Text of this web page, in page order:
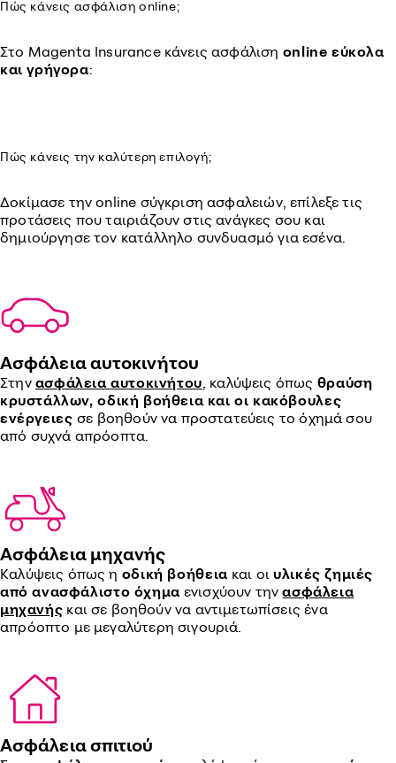
Πώς κάνεις ασφάλιση online;
Στο Magenta Insurance κάνεις ασφάλιση online εύκολα
και γρήγορα:
Πώς κάνεις την καλύτερη επιλογή;
Δοκίμασε την online σύγκριση ασφαλειών, επίλεξε τις
προτάσεις που ταιριάζουν στις ανάγκες σου και
δημιούργησε τον κατάλληλο συνδυασμό για εσένα.
Ασφάλεια αυτοκινήτου
Στην ασφάλεια αυτοκινήτου, καλύψεις όπως θραύση
κρυστάλλων, οδική βοήθεια και οι κακόβουλες
ενέργειεςσε βοηθούν να προστατεύεις το όχημά σου
από συχνά απρόοπτα.
Ασφάλεια μηχανής
Καλύψεις όπως η οδική βοήθεια και οιυλικές ζημιές
από ανασφάλιστο όχημα ενισχύουν τηνασφάλεια
μηχανής και σε βοηθούν να αντιμετωπίσεις ένα
απρόοπτο με μεγαλύτερη σιγουριά.
Ασφάλεια σπιτιού